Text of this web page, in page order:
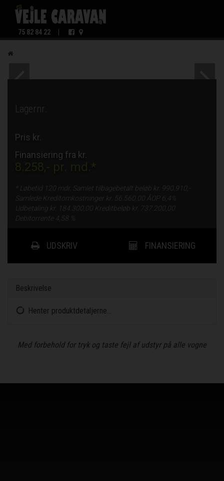
75 82 84 22
Lagernr.
Pris kr.
Finansiering fra kr.
8.258,- pr. md.*
* Løbetid 120 mdr. Samlet tilbagebetalt beløb kr.
990.910,-
Samlede Kreditomkostninger kr. 56.560,00 ÅOP 6,4%
Udbetaling kr.
184.300,00 Kreditbeløb kr.
737.200,00
Debitorrente 4,58 %
UDSKRIV FINANSIERING
Beskrivelse
Henter produktdetaljerne...
Med forbehold for tryk og taste fejl af udstyr på alle vogne